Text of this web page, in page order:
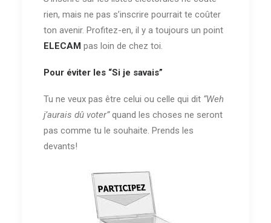
rien, mais ne pas s’inscrire pourrait te coûter
ton avenir. Profitez-en, il y a toujours un point
ELECAM pas loin de chez toi.
Pour éviter les “Si je savais”
Tu ne veux pas être celui ou celle qui dit “Weh
j’aurais dû voter”quand les choses ne seront
pas comme tu le souhaite. Prends les
devants!